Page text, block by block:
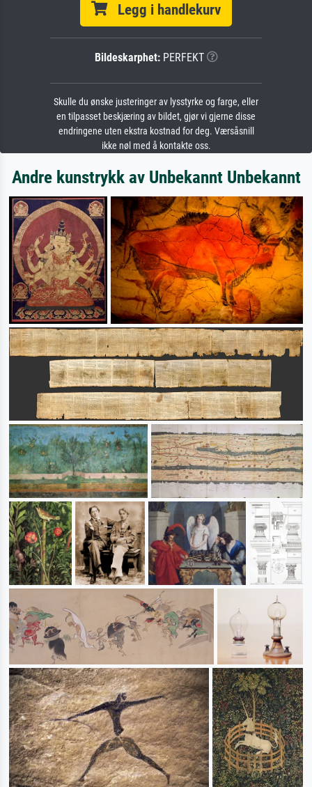
Legg i handlekurv
Bildeskarphet:PERFEKT
Skulle du ønske justeringer av lysstyrke og farge, eller
en tilpasset beskjæring av bildet, gjør vi gjerne disse
endringene uten ekstra kostnad for deg. Værsåsnill
ikke nøl med å kontakte oss.
Andre kunstrykk av Unbekannt Unbekannt